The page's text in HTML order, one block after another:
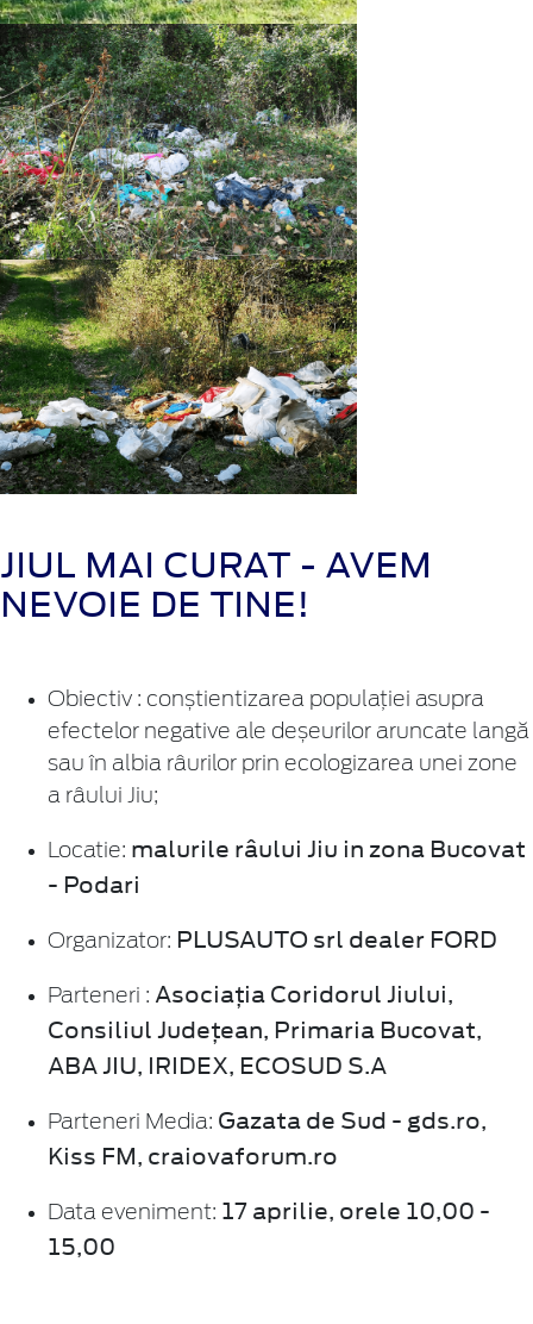
JIUL MAI CURAT - AVEM
NEVOIE DE TINE!
Obiectiv : conștientizarea populației asupra
efectelor negative ale deșeurilor aruncate langă
sau în albia râurilor prin ecologizarea unei zone
a râului Jiu;
Locatie: malurile râului Jiu in zona Bucovat
- Podari
Organizator: PLUSAUTO srl dealer FORD
Parteneri : Asociația Coridorul Jiului,
Consiliul Județean, Primaria Bucovat,
ABA JIU, IRIDEX, ECOSUD S.A
Parteneri Media: Gazata de Sud - gds.ro,
Kiss FM, craiovaforum.ro
Data eveniment: 17 aprilie, orele 10,00 -
15,00